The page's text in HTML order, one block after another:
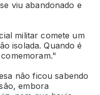
viu abandonado e
militar comete um
isolada. Quando é
não ficou sabendo
embora